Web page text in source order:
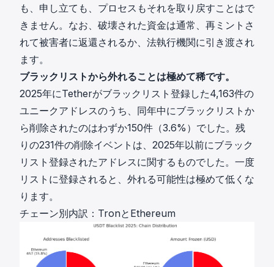
も、申し立ても、プロセスもそれを取り戻すことはで
きません。なお、破壊された資金は通常、再ミントさ
れて被害者に返還されるか、法執行機関に引き渡され
ます。
ブラックリストから外れることは極めて稀です。
2025年にTetherがブラックリスト登録した4,163件の
ユニークアドレスのうち、同年中にブラックリストか
ら削除されたのはわずか150件（3.6%）でした。残
りの231件の削除イベントは、2025年以前にブラック
リスト登録されたアドレスに関するものでした。一度
リストに登録されると、外れる可能性は極めて低くな
ります。
チェーン別内訳：TronとEthereum